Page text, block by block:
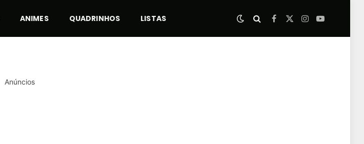
ANIMES QUADRINHOS LISTAS Facebook
X
Instagram
YouTube
Anúncios